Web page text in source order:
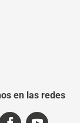
en las redes